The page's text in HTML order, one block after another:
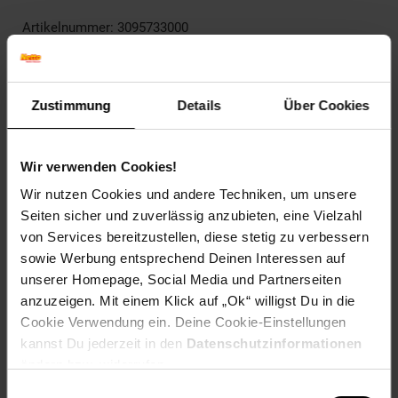
Zustimmung Details Über Cookies
Wir verwenden Cookies!
Wir nutzen Cookies und andere Techniken, um unsere
Seiten sicher und zuverlässig anzubieten, eine Vielzahl
von Services bereitzustellen, diese stetig zu verbessern
sowie Werbung entsprechend Deinen Interessen auf
unserer Homepage, Social Media und Partnerseiten
anzuzeigen. Mit einem Klick auf „Ok“ willigst Du in die
Cookie Verwendung ein. Deine Cookie-Einstellungen
kannst Du jederzeit in den Datenschutzinformationen
Artikelnummer: 3095733000
Artikel gehört zur Kategorie:
Herstellerinformationen
Fußzeile
Weitere Online-Angebote
Netto Reisen TV-Shop Weinwelt